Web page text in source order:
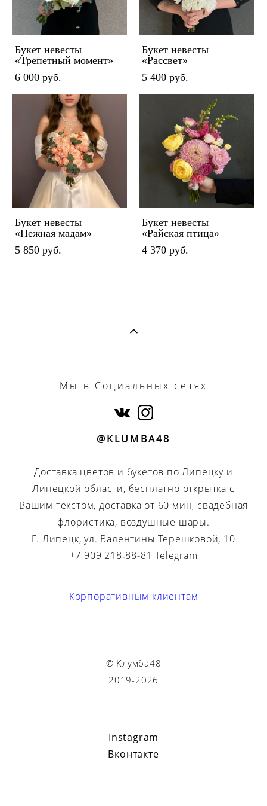
Букет невесты
«Трепетный момент»
6 000 pуб.
Букет невесты
«Рассвет»
5 400 pуб.
Букет невесты
«Нежная мадам»
5 850 pуб.
Букет невесты
«Райская птица»
4 370 pуб.
Мы в Социальных сетях
@KLUMBA48
Доставка цветов и букетов по Липецку и
Липецкой области, бесплатно открытка с
Вашим текстом, доставка от 60 мин, свадебная
флористика, воздушные шары.
Г. Липецк, ул. Валентины Терешковой, 10
+7 909 218‑88-81 Telegram
Корпоративным клиентам
© Клумба48
2019-2026
Instagram
Вконтакте